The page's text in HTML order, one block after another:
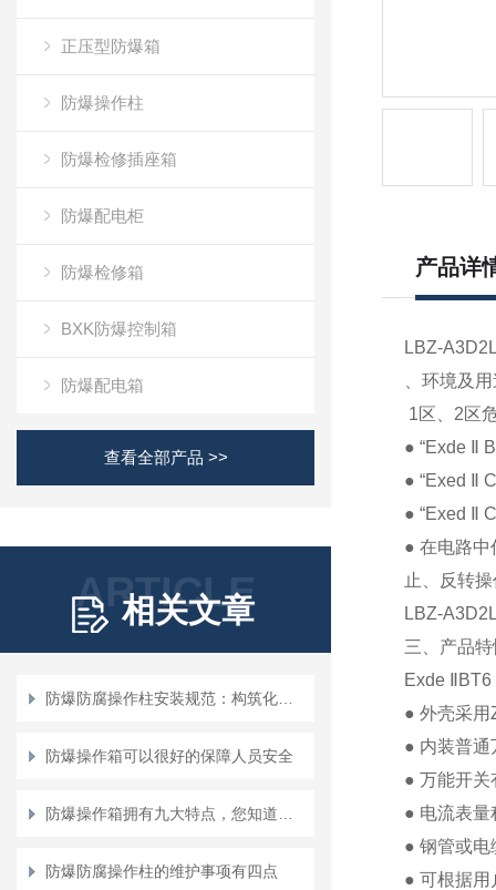
正压型防爆箱
防爆操作柱
防爆检修插座箱
防爆配电柜
防爆检修箱
BXK防爆控制箱
防爆配电箱
查看全部产品 >>
ARTICLE
相关文章
防爆操作箱可以很好的保障人员安全
防爆防腐操作柱的维护事项有四点
产品详
LBZ-
、环境及
1区、 2区
● “Exde
● “Exed
● “Exed
● 在电路中
止、反转
LBZ-
三、产品特
Exde
BT6
● 外壳采用
● 内装普通
● 万能开关
● 电流表量
● 钢管或电
● 可根据用